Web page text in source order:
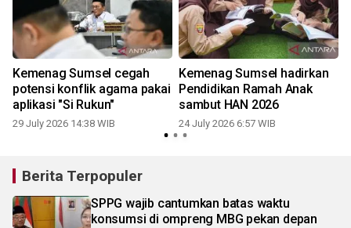
Kemenag Sumsel cegah
potensi konflik agama pakai
aplikasi "Si Rukun"
29 July 2026 14:38 WIB
Kemenag Sumsel hadirkan
Pendidikan Ramah Anak
sambut HAN 2026
24 July 2026 6:57 WIB
Berita Terpopuler
SPPG wajib cantumkan batas waktu
konsumsi di ompreng MBG pekan depan